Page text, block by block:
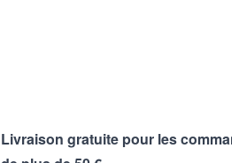
Livraison gratuite pour les